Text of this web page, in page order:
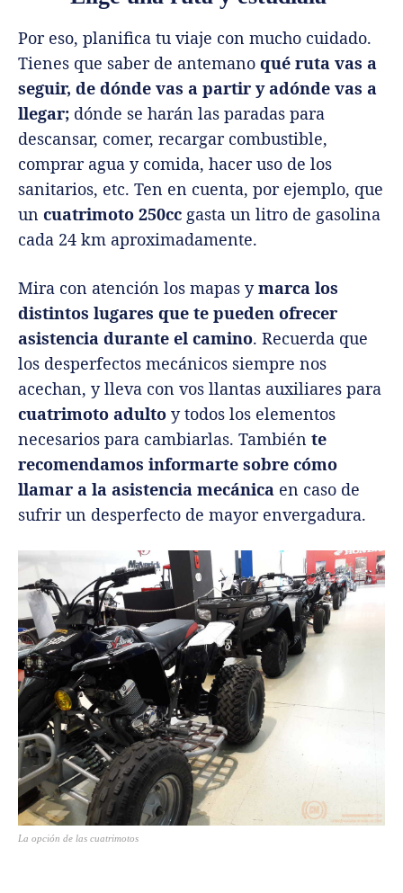
Por eso, planifica tu viaje con mucho cuidado.
Tienes que saber de antemano qué ruta vas a
seguir, de dónde vas a partir y adónde vas a
llegar; dónde se harán las paradas para
descansar, comer, recargar combustible,
comprar agua y comida, hacer uso de los
sanitarios, etc. Ten en cuenta, por ejemplo, que
un cuatrimoto 250cc gasta un litro de gasolina
cada 24 km aproximadamente.
Mira con atención los mapas ymarca los
distintos lugares que te pueden ofrecer
asistencia durante el camino. Recuerda que
los desperfectos mecánicos siempre nos
acechan, y lleva con vos llantas auxiliares para
cuatrimoto adulto y todos los elementos
necesarios para cambiarlas. También te
recomendamos informarte sobre cómo
llamar a la asistencia mecánica en caso de
sufrir un desperfecto de mayor envergadura.
La opción de las cuatrimotos